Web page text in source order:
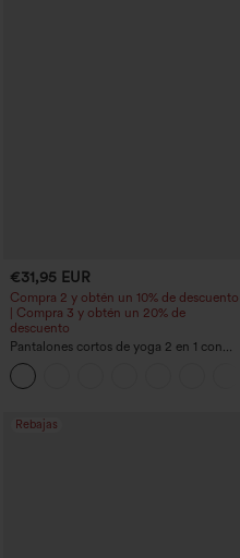
€31,95 EUR
Compra 2 y obtén un 10% de descuento
| Compra 3 y obtén un 20% de
descuento
Pantalones cortos de yoga 2 en 1 con
bolsillo trasero de talle muy alto y
bolsillo lateral oculto de 5&#39;&#39;
de longitud más larga
Rebajas